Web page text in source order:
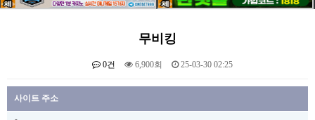
무비킹
0건 6,900회 25-03-30 02:25
본문
사이트 주소